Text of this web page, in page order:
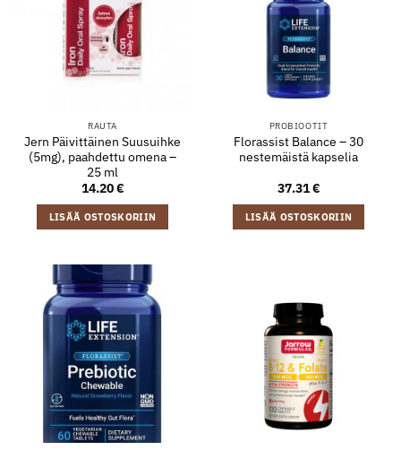
RAUTA
Jern Päivittäinen Suusuihke
(5mg), paahdettu omena –
25 ml
14.20€
LISÄÄ OSTOSKORIIN
PROBIOOTIT
Florassist Balance – 30
nestemäistä kapselia
37.31€
LISÄÄ OSTOSKORIIN